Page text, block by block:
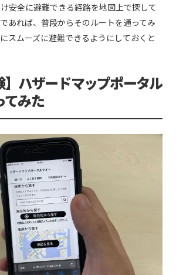
安全に避難できる経路を地図上で探して
あれば、普段からそのルートを通ってみ
スムーズに避難できるようにしておくと
】ハザードマップポータル
てみた